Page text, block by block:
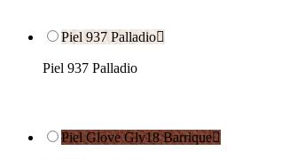
Piel 937 Palladio
Piel 937 Palladio
Piel Glove Glv18 Barrique